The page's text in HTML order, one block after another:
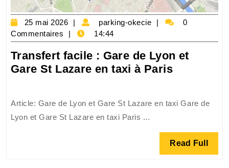
25 mai 2026
25
mai
2026
parking-okecie
parking-
0
Commentaires
14:44
Transfert facile : Gare de Lyon et
Gare St Lazare en taxi à ParisTransfert
Gare
Lyon
et
Article: Gare de Lyon et Gare St Lazare en taxi Gare de
Lyon et Gare St Lazare en taxi Paris ...
Read Full Read
Full